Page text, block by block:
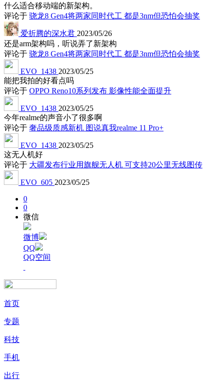
什么适合移动端的新架构。
评论于 骁龙8 Gen4将两家同时代工 都是3nm但恐怕会抽奖
爱折腾的深水君 2023/05/26
还是arm架构吗，听说弄了新架构
评论于 骁龙8 Gen4将两家同时代工 都是3nm但恐怕会抽奖
EVO_1438 2023/05/25
能把我拍的好看点吗
评论于 OPPO Reno10系列发布 影像性能全面提升
EVO_1438 2023/05/25
今年realme的声音小了很多啊
评论于 奢品级质感新机 图说真我realme 11 Pro+
EVO_1438 2023/05/25
这无人机好
评论于 大疆发布行业用旗舰无人机 可支持20公里无线图传
EVO_605 2023/05/25
0
0
微信
微博
QQ
QQ空间
首页
专题
科技
手机
出行